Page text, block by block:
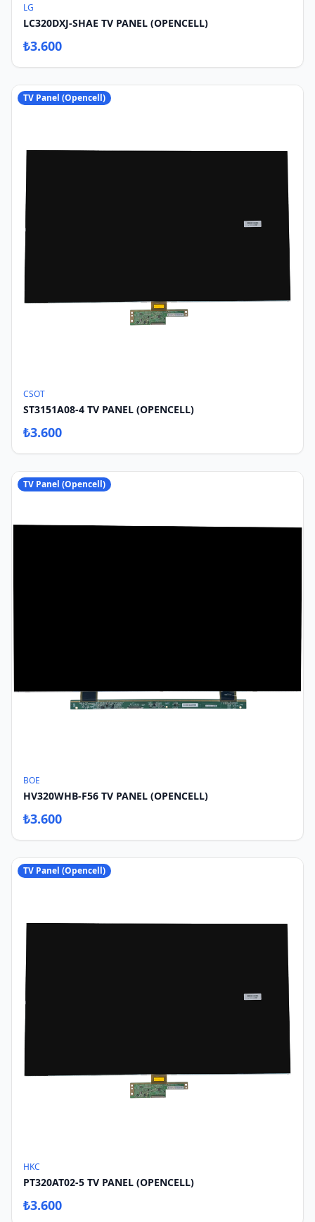
LG
LC320DXJ-SHAE TV PANEL (OPENCELL)
₺3.600
TV Panel (Opencell)
CSOT
ST3151A08-4 TV PANEL (OPENCELL)
₺3.600
TV Panel (Opencell)
BOE
HV320WHB-F56 TV PANEL (OPENCELL)
₺3.600
TV Panel (Opencell)
HKC
PT320AT02-5 TV PANEL (OPENCELL)
₺3.600